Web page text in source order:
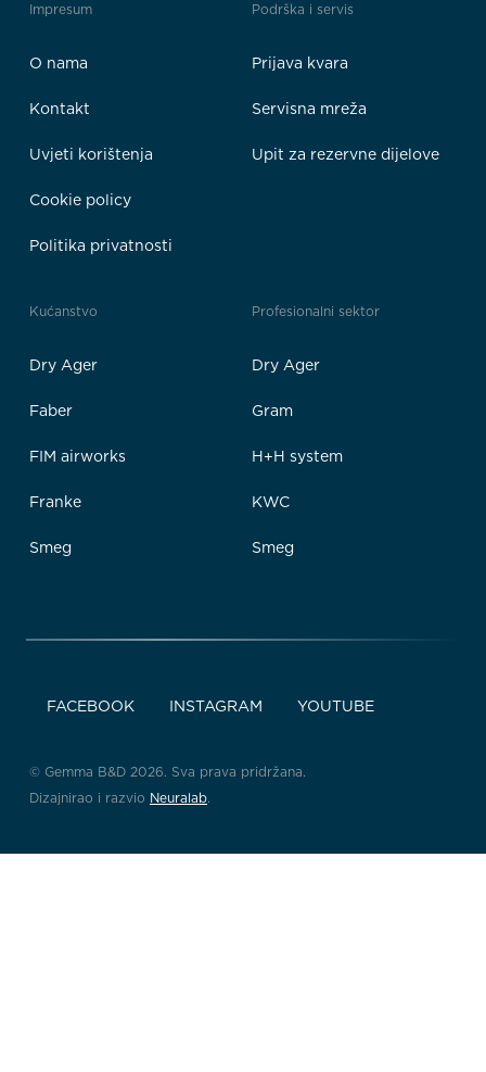
Impresum
O nama
Kontakt
Uvjeti korištenja
Cookie policy
Politika privatnosti
Podrška i servis
Prijava kvara
Servisna mreža
Upit za rezervne dijelove
Kućanstvo
Dry Ager
Faber
FIM airworks
Franke
Smeg
Profesionalni sektor
Dry Ager
Gram
H+H system
KWC
Smeg
FACEBOOK INSTAGRAM YOUTUBE
© Gemma B&D 2026. Sva prava pridržana.
Dizajnirao i razvio Neuralab.